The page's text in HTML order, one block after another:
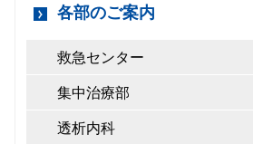
各部のご案内
救急センター
集中治療部
透析内科